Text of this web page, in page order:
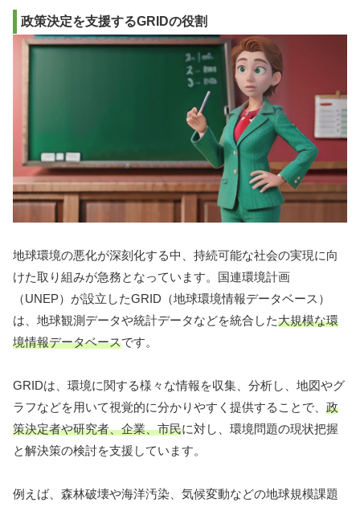
政策決定を支援するGRIDの役割
地球環境の悪化が深刻化する中、持続可能な社会の実現に向
けた取り組みが急務となっています。国連環境計画
（UNEP）が設立したGRID（地球環境情報データベース）
は、地球観測データや統計データなどを統合した大規模な環
境情報データベースです。
GRIDは、環境に関する様々な情報を収集、分析し、地図やグ
ラフなどを用いて視覚的に分かりやすく提供することで、 政
策決定者や研究者、企業、市民に対し、環境問題の現状把握
と解決策の検討を支援しています。
例えば、森林破壊や海洋汚染、気候変動などの地球規模課題